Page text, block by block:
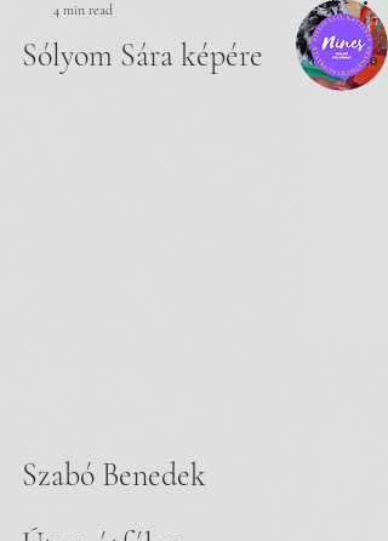
4 min read
Sólyom Sára képére
Szabó Benedek